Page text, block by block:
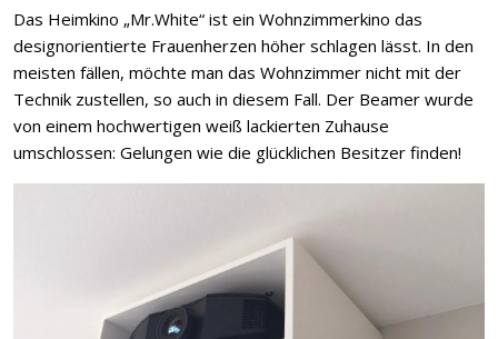
Das Heimkino „Mr.White“ ist ein Wohnzimmerkino das
designorientierte Frauenherzen höher schlagen lässt. In den
meisten fällen, möchte man das Wohnzimmer nicht mit der
Technik zustellen, so auch in diesem Fall. Der Beamer wurde
von einem hochwertigen weiß lackierten Zuhause
umschlossen: Gelungen wie die glücklichen Besitzer finden!